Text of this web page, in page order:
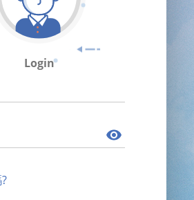
Login